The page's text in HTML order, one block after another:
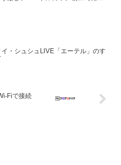
イ・シュシュLIVE「エーテル」のす
Fiで接続